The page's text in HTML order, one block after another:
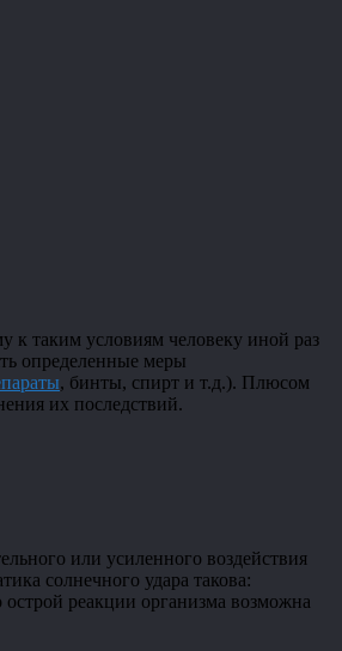
к таким условиям человеку иной раз
определенные меры
, бинты, спирт и т.д.). Плюсом
их последствий.
или усиленного воздействия
солнечного удара такова:
реакции организма возможна